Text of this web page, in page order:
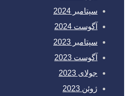
سپتامبر 2024
آگوست 2024
سپتامبر 2023
آگوست 2023
جولای 2023
ژوئن 2023